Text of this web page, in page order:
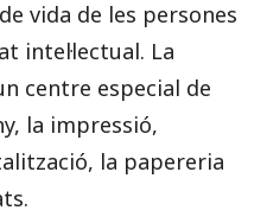
vida de les persones
intel·lectual. La
centre especial de
la impressió,
la papereria